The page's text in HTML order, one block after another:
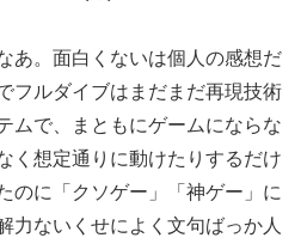
あ。面白くないは個人の感想だ
フルダイブはまだまだ再現技術
ムで、まともにゲームにならな
く想定通りに動けたりするだけ
のに「クソゲー」「神ゲー」に
力ないくせによく文句ばっか人